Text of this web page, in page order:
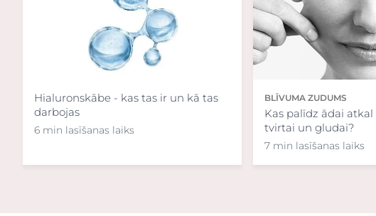
Hialuronskābe - kas tas ir un kā tas
darbojas
6 min lasīšanas laiks
BLĪVUMA ZUDUMS
Kas palīdz ādai
tvirtai un gludai?
7 min lasīšanas laiks